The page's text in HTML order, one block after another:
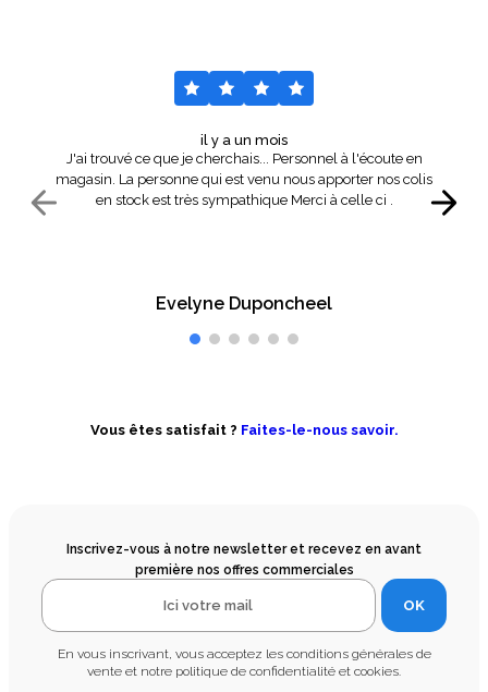
il y a un mois
J'ai trouvé ce que je cherchais... Personnel à l'écoute en
magasin. La personne qui est venu nous apporter nos colis
en stock est très sympathique Merci à celle ci .
Evelyne Duponcheel
Vous êtes satisfait ? Faites-le-nous savoir.
Inscrivez-vous à notre newsletter et recevez en avant
première nos offres commerciales
OK
En vous inscrivant, vous acceptez les conditions générales de
vente et notre politique de confidentialité et cookies.